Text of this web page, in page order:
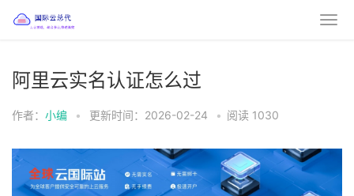
阿里云实名认证怎么过
作者： 小编 • 更新时间：2026-02-24 • 阅读 1030